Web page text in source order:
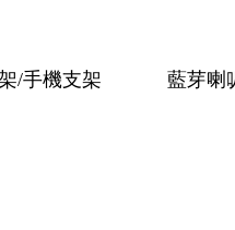
/手機支架 藍芽喇